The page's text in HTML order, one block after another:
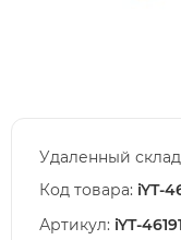
Удаленный склад
Код товара: iYT-
Артикул: iYT-46191